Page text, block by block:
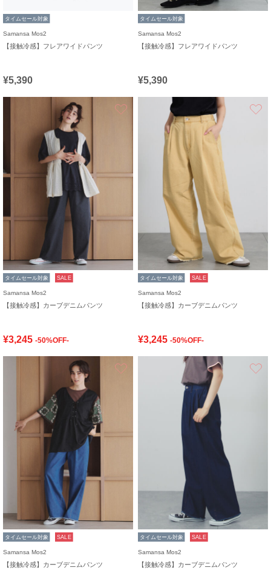
タイムセール対象
Samansa Mos2
【接触冷感】フレアワイドパンツ
¥5,390
タイムセール対象
Samansa Mos2
【接触冷感】フレアワイドパンツ
¥5,390
タイムセール対象 SALE
Samansa Mos2
【接触冷感】カーブデニムパンツ
¥3,245 -50%OFF-
タイムセール対象 SALE
Samansa Mos2
【接触冷感】カーブデニムパンツ
¥3,245 -50%OFF-
タイムセール対象 SALE
Samansa Mos2
【接触冷感】カーブデニムパンツ
タイムセール対象 SALE
Samansa Mos2
【接触冷感】カーブデニムパンツ